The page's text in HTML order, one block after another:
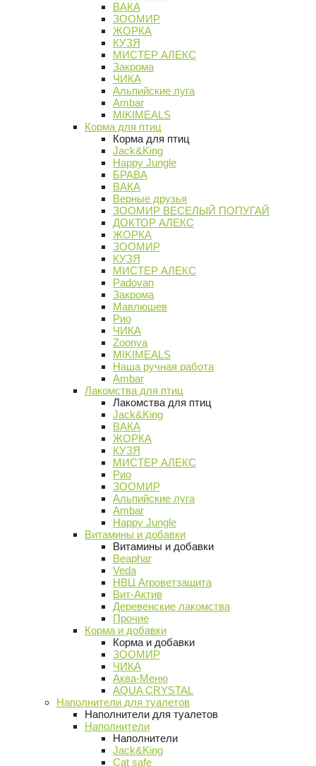
ВАКА
ЗООМИР
ЖОРКА
КУЗЯ
МИСТЕР АЛЕКС
Закрома
ЧИКА
Альпийские луга
Ambar
MIKIMEALS
Корма для птиц
Корма для птиц
Jack&King
Happy Jungle
БРАВА
ВАКА
Верные друзья
ЗООМИР ВЕСЕЛЫЙ ПОПУГАЙ
ДОКТОР АЛЕКС
ЖОРКА
ЗООМИР
КУЗЯ
МИСТЕР АЛЕКС
Padovan
Закрома
Мавлюшев
Рио
ЧИКА
Zoonya
MIKIMEALS
Наша ручная работа
Ambar
Лакомства для птиц
Лакомства для птиц
Jack&King
ВАКА
ЖОРКА
КУЗЯ
МИСТЕР АЛЕКС
Рио
ЗООМИР
Альпийские луга
Ambar
Happy Jungle
Витамины и добавки
Витамины и добавки
Beaphar
Veda
НВЦ Агроветзащита
Вит-Актив
Деревенские лакомства
Прочие
Корма и добавки
Корма и добавки
ЗООМИР
ЧИКА
Аква-Меню
AQUA CRYSTAL
Наполнители для туалетов
Наполнители для туалетов
Наполнители
Наполнители
Jack&King
Cat safe